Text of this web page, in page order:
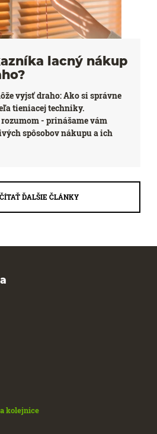
lacný nákup
vyjsť draho: Ako si správne
tieniacej techniky.
- prinášame vám
spôsobov nákupu a ich
ĎALŠIE ČLÁNKY
kolejnice